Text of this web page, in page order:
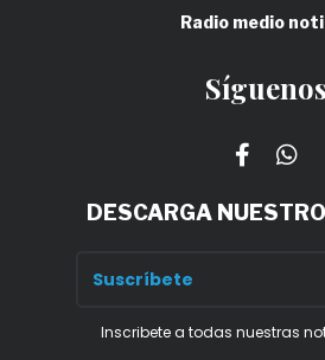
Radio medio
Síguenos
DESCARGA
Inscribete a todas nuestras